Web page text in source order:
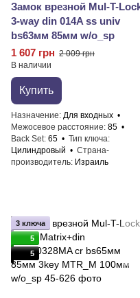
Замок врезной Mul-T-
3-way din 014A ss univ
bs63мм 85мм w/o_sp
1 607 грн 2 009 грн
В наличии
Купить
Назначение Для входных
Межосевое расстояние 85
Back Set 65
Тип ключа
Цилиндровый
Страна-
производитель Израиль
3 ключа
5
5